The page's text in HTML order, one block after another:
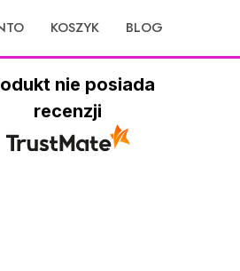
KOSZYK BLOG
nie posiada
recenzji